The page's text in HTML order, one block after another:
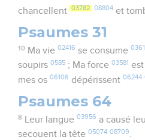
chancellent 03782 08804 et
Psaumes 31
10 Ma vie 02416 se consume
soupirs0585 ; Ma force03581
mes os06106 dépérissent06244
Psaumes 64
8 Leur langue 03956 a causé
secouent la tête05074 08709.